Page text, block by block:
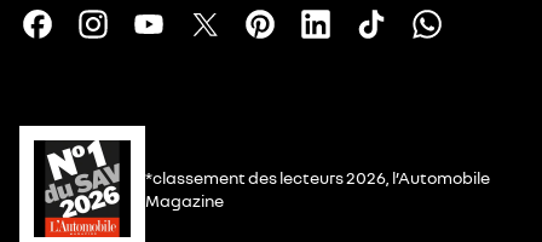
*classement des lecteurs 2026, l’Automobile
Magazine